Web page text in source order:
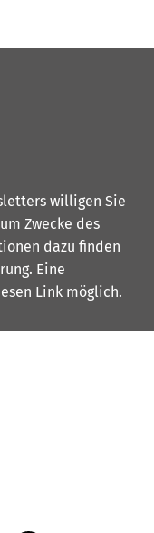
willigen Sie
Zwecke des
dazu finden
. Eine
Link möglich.